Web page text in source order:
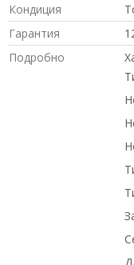
Кондиция
Гарантия
Подробно